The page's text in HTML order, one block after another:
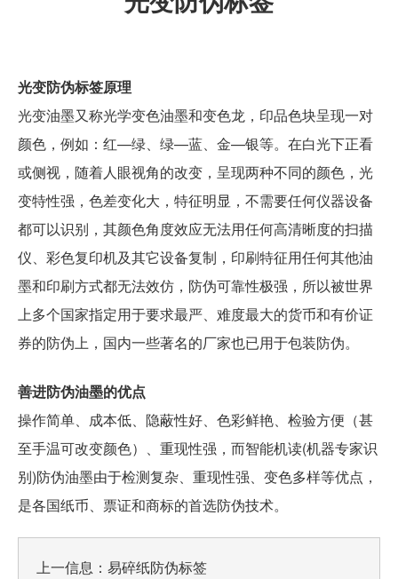
光变防伪标签原理
光变油墨又称光学变色油墨和变色龙，印品色块呈现一对
颜色，例如：红—绿、绿—蓝、金—银等。在白光下正看
或侧视，随着人眼视角的改变，呈现两种不同的颜色，光
变特性强，色差变化大，特征明显，不需要任何仪器设备
都可以识别，其颜色角度效应无法用任何高清晰度的扫描
仪、彩色复印机及其它设备复制，印刷特征用任何其他油
墨和印刷方式都无法效仿，防伪可靠性极强，所以被世界
上多个国家指定用于要求最严、难度最大的货币和有价证
券的防伪上，国内一些著名的厂家也已用于包装防伪。
善进防伪油墨的优点
操作简单、成本低、隐蔽性好、色彩鲜艳、检验方便（甚
至手温可改变颜色）、重现性强，而智能机读(机器专家识
别)防伪油墨由于检测复杂、重现性强、变色多样等优点，
是各国纸币、票证和商标的首选防伪技术。
上一信息： 易碎纸防伪标签